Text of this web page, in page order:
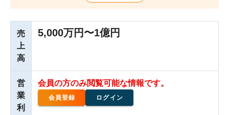
売
上
高
5,000万円〜1億円
営
業
利
会員の方のみ閲覧可能な情報です。
会員登録 ログイン